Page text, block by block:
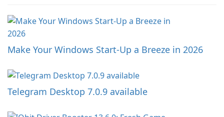
Make Your Windows Start-Up a Breeze in 2026
Telegram Desktop 7.0.9 available